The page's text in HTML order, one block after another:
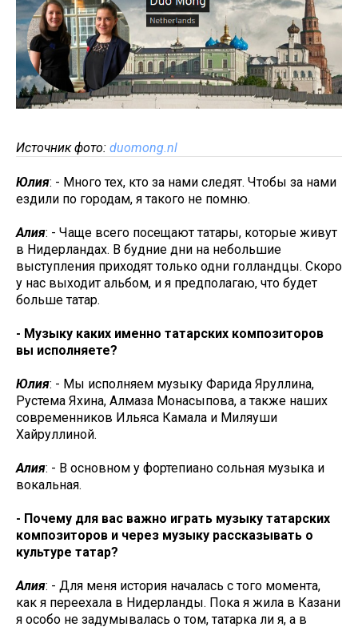
Источник фото: duomong.nl
Юлия: - Много тех, кто за нами следят. Чтобы за нами
ездили по городам, я такого не помню.
Алия: - Чаще всего посещают татары, которые живут
в Нидерландах. В будние дни на небольшие
выступления приходят только одни голландцы. Скоро
у нас выходит альбом, и я предполагаю, что будет
больше татар.
- Музыку каких именно татарских композиторов
вы исполняете?
Юлия: - Мы исполняем музыку Фарида Яруллина,
Рустема Яхина, Алмаза Монасыпова, а также наших
современников Ильяса Камала и Миляуши
Хайруллиной.
Алия: - В основном у фортепиано сольная музыка и
вокальная.
- Почему для вас важно играть музыку татарских
композиторов и через музыку рассказывать о
культуре татар?
Алия: - Для меня история началась с того момента,
как я переехала в Нидерланды. Пока я жила в Казани
я особо не задумывалась о том, татарка ли я, а в